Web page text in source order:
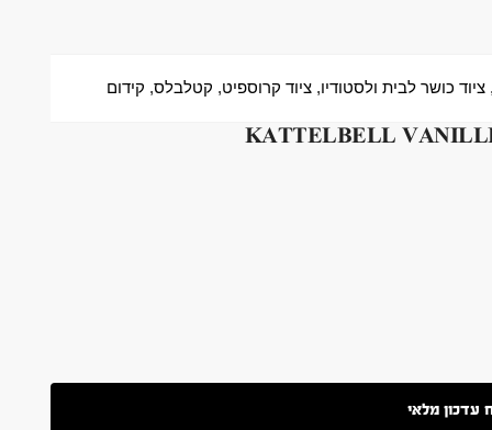
ציוד כושר לבית ולסטודיו,ציוד קרוספיט, קטלבלס, קידום